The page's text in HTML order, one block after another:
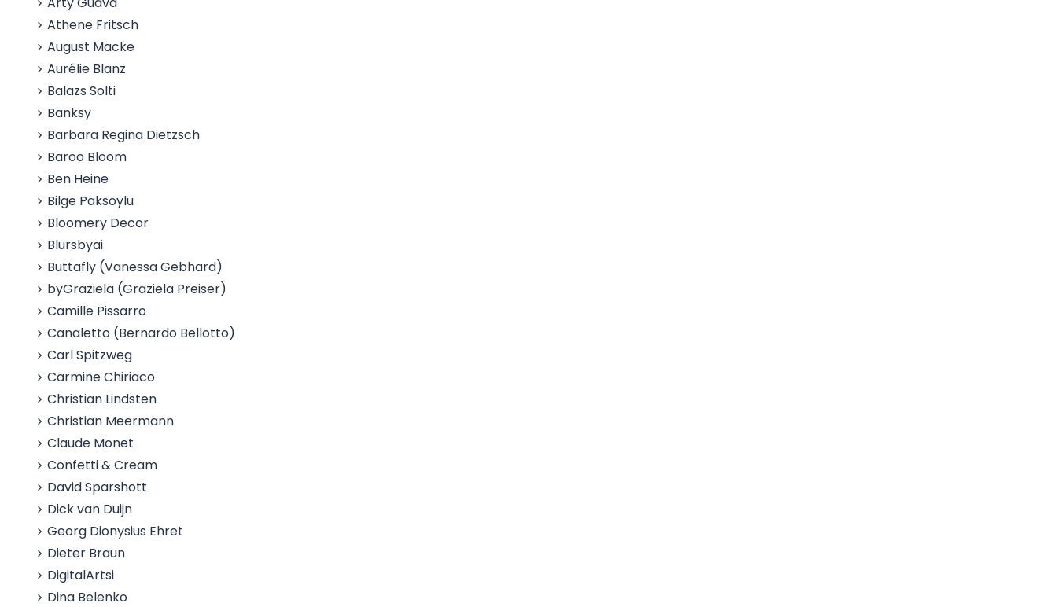
Athene Fritsch
August Macke
Aurélie Blanz
Balazs Solti
Banksy
Barbara Regina Dietzsch
Baroo Bloom
Ben Heine
Bilge Paksoylu
Bloomery Decor
Blursbyai
Buttafly (Vanessa Gebhard)
byGraziela (Graziela Preiser)
Camille Pissarro
Canaletto (Bernardo Bellotto)
Carl Spitzweg
Carmine Chiriaco
Christian Lindsten
Christian Meermann
Claude Monet
Confetti & Cream
David Sparshott
Dick van Duijn
Georg Dionysius Ehret
Dieter Braun
DigitalArtsi
Dina Belenko